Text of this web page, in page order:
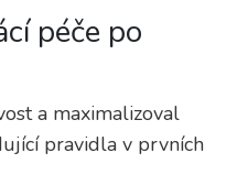
péče po
a maximalizoval
pravidla v prvních